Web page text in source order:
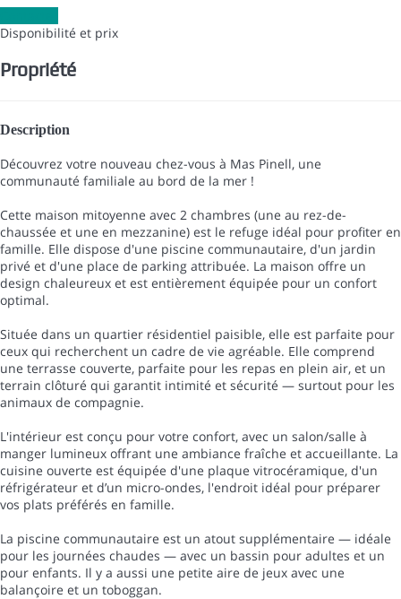
Disponibilité et prix
Propriété
Description
Découvrez votre nouveau chez-vous à Mas Pinell, une
communauté familiale au bord de la mer !
Cette maison mitoyenne avec 2 chambres (une au rez-de-
chaussée et une en mezzanine) est le refuge idéal pour profiter en
famille. Elle dispose d'une piscine communautaire, d'un jardin
privé et d'une place de parking attribuée. La maison offre un
design chaleureux et est entièrement équipée pour un confort
optimal.
Située dans un quartier résidentiel paisible, elle est parfaite pour
ceux qui recherchent un cadre de vie agréable. Elle comprend
une terrasse couverte, parfaite pour les repas en plein air, et un
terrain clôturé qui garantit intimité et sécurité — surtout pour les
animaux de compagnie.
L'intérieur est conçu pour votre confort, avec un salon/salle à
manger lumineux offrant une ambiance fraîche et accueillante. La
cuisine ouverte est équipée d'une plaque vitrocéramique, d'un
réfrigérateur et d’un micro-ondes, l'endroit idéal pour préparer
vos plats préférés en famille.
La piscine communautaire est un atout supplémentaire — idéale
pour les journées chaudes — avec un bassin pour adultes et un
pour enfants. Il y a aussi une petite aire de jeux avec une
balançoire et un toboggan.